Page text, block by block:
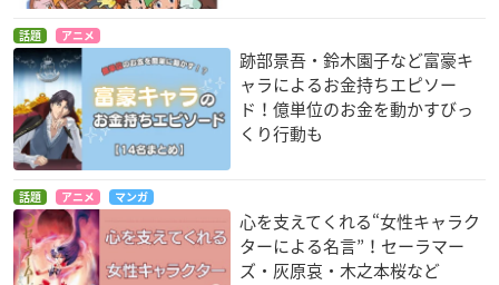
話題 アニメ
跡部景吾・鈴木園子など富豪キ
ャラによるお金持ちエピソー
ド！億単位のお金を動かすびっ
くり行動も
話題 アニメ マンガ
心を支えてくれる“女性キャラク
ターによる名言”！セーラマー
ズ・灰原哀・木之本桜など